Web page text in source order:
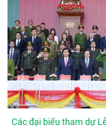
Các đại biểu tham dự